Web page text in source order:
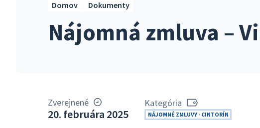
Nájomná zmluva –
Domov Dokumenty
Zverejnené
20. februára 2025
Kategória
NÁJOMNÉ ZMLUVY - CINTORÍN